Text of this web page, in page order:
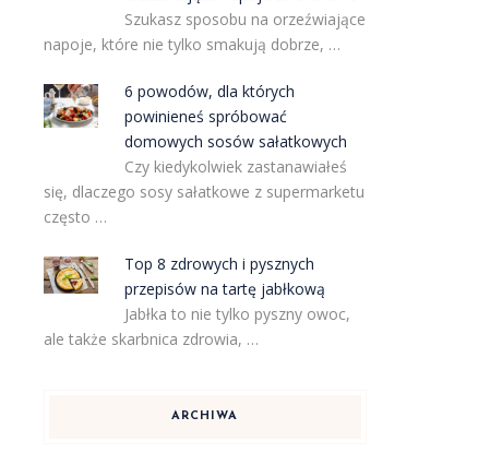
Szukasz sposobu na orzeźwiające
napoje, które nie tylko smakują dobrze, …
6 powodów, dla których
powinieneś spróbować
domowych sosów sałatkowych
Czy kiedykolwiek zastanawiałeś
się, dlaczego sosy sałatkowe z supermarketu
często …
Top 8 zdrowych i pysznych
przepisów na tartę jabłkową
Jabłka to nie tylko pyszny owoc,
ale także skarbnica zdrowia, …
ARCHIWA